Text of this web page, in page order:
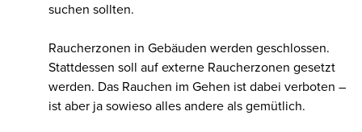
suchen sollten.
Raucherzonen in Gebäuden werden geschlossen.
Stattdessen soll auf externe Raucherzonen gesetzt
werden. Das Rauchen im Gehen ist dabei verboten –
ist aber ja sowieso alles andere als gemütlich.